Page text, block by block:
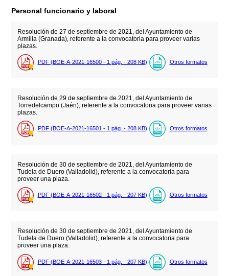
Personal funcionario y laboral
Resolución de 27 de septiembre de 2021, del Ayuntamiento de
Armilla (Granada), referente a la convocatoria para proveer varias
plazas.
PDF (BOE-A-2021-16500 - 1 pág. - 208 KB) Otros formatos
Resolución de 29 de septiembre de 2021, del Ayuntamiento de
Torredelcampo (Jaén), referente a la convocatoria para proveer varias
plazas.
PDF (BOE-A-2021-16501 - 1 pág. - 208 KB) Otros formatos
Resolución de 30 de septiembre de 2021, del Ayuntamiento de
Tudela de Duero (Valladolid), referente a la convocatoria para
proveer una plaza.
PDF (BOE-A-2021-16502 - 1 pág. - 207 KB) Otros formatos
Resolución de 30 de septiembre de 2021, del Ayuntamiento de
Tudela de Duero (Valladolid), referente a la convocatoria para
proveer una plaza.
PDF (BOE-A-2021-16503 - 1 pág. - 207 KB) Otros formatos